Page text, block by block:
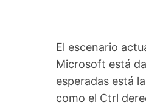
El escenario
Microsoft está
esperadas está
como el Ctrl